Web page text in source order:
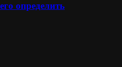
определить